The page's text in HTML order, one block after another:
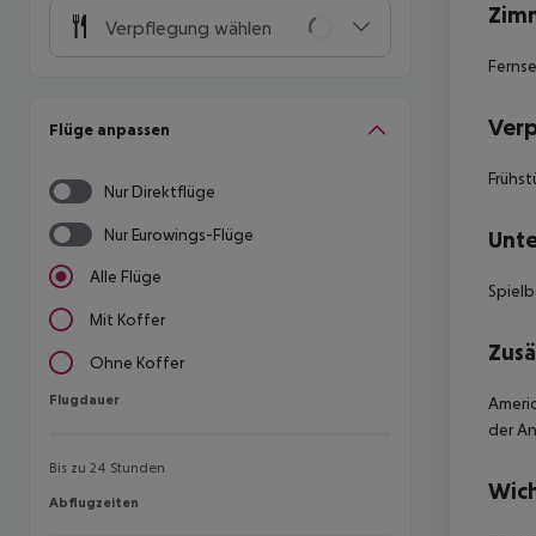
Verpflegung wählen
Flüge anpassen
Nur Direktflüge
Nur Eurowings-Flüge
Alle Flüge
Mit Koffer
Ohne Koffer
Flugdauer
Flugdauer
Bis zu 24 Stunden
Abflugzeiten
Abflugzeiten
der